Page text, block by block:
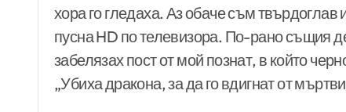
хора го гледаха. Аз обаче съм твърдоглав
пусна HD по телевизора. По-рано същия
забелязах пост от мой познат, в който
„Убиха дракона, за да го вдигнат от